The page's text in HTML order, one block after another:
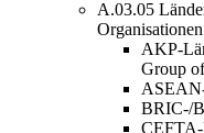
A.03.05
Organisationen
AKP-
Group
BRIC-/